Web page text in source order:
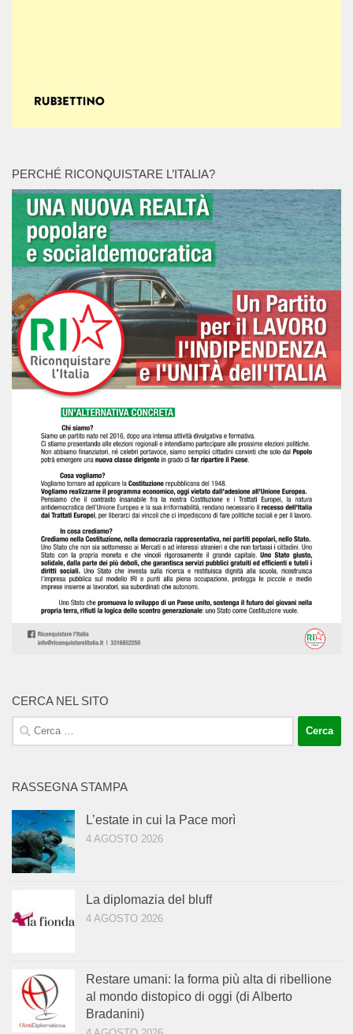
PERCHÉ RICONQUISTARE L’ITALIA?
CERCA NEL SITO
Ricerca
per:
RASSEGNA STAMPA
L’estate in cui la Pace morì
4 AGOSTO 2026
La diplomazia del bluff
4 AGOSTO 2026
Restare umani: la forma più alta di ribellione
al mondo distopico di oggi (di Alberto
Bradanini)